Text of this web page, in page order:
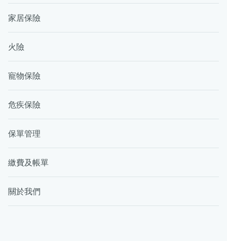
家居保險
火險
寵物保險
危疾保險
保單管理
繳費及帳單
關於我們